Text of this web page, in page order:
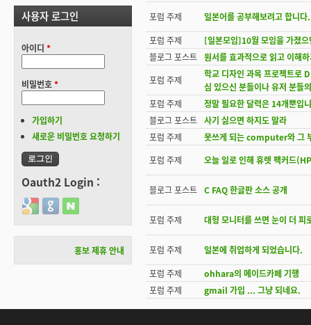
포럼 주제
일본어를 공부해보려고 합니
포럼 주제
[일본모임]10월 모임을 가졌
블로그 포스트 원서를 효과적으로 읽고 이해
포럼 주제
학교 디자인 과목 프로젝트로
심 있으신 분들이나 유저 분들
포럼 주제
정말 필요한 달력은 14개뿐입
블로그 포스트 사기 싫으면 하지도 말라
포럼 주제
못쓰게 되는 computer와 그
포럼 주제
오늘 일로 인해 휴렛 팩커드
블로그 포스트 C FAQ 한글판 소스 공개
포럼 주제 대형 모니터를 쓰면 눈이 더 피
포럼 주제
일본에 취업하게 되었습니다.
포럼 주제
ohhara의 메이드카페 기행
포럼 주제
gmail 가입 ... 그냥 되네요.
사용자 로그인
아이디 *
비밀번호*
가입하기
새로운 비밀번호 요청하기
Oauth2 Login :
Login with Google
Login with GitHub
Login with Naver
홍보 제휴 안내